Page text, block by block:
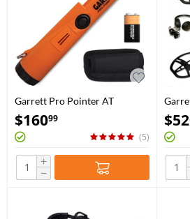
Garrett Pro Pointer AT
$16099
(5)
+
−
$